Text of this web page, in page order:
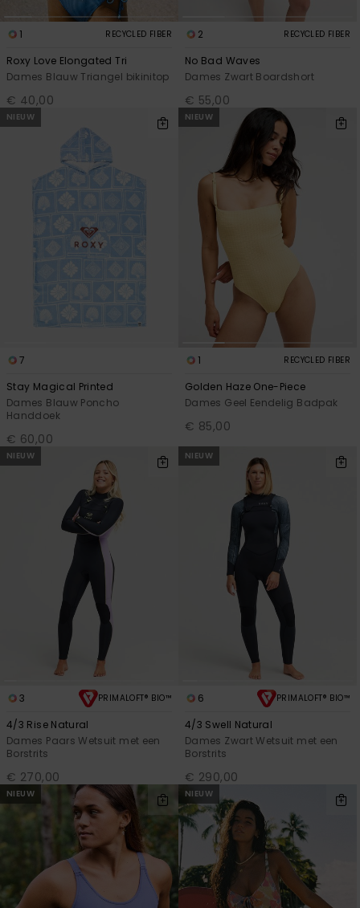
Fitness
Snow
1 RECYCLED FIBER
Roxy Love Elongated Tri
Dames Blauw Triangel bikinitop
€ 40,00
2 RECYCLED FIBER
No Bad Waves
Dames Zwart Boardshort
€ 55,00
NIEUW
7
Stay Magical Printed
Dames Blauw Poncho
Handdoek
€ 60,00
NIEUW
1 RECYCLED FIBER
Golden Haze One-Piece
Dames Geel Eendelig Badpak
€ 85,00
NIEUW
3 PRIMALOFT® BIO™
4/3 Rise Natural
Dames Paars Wetsuit met een
Borstrits
€ 270,00
NIEUW
6 PRIMALOFT® BIO™
4/3 Swell Natural
Dames Zwart Wetsuit met een
Borstrits
€ 290,00
NIEUW NIEUW